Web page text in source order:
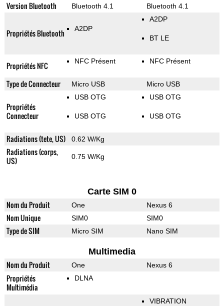
Version Bluetooth Bluetooth 4.1 Bluetooth 4.1
Propriétés Bluetooth A2DP
A2DP
BT LE
Propriétés NFC NFC Présent NFC Présent
Type de Connecteur Micro USB Micro USB
Propriétés
Connecteur
USB OTG
USB OTG
USB OTG
USB OTG
Radiations (tete, US) 0.62 W/Kg
Radiations (corps,
US)
0.75 W/Kg
Carte SIM 0
Nom du Produit One Nexus 6
Nom Unique SIM0 SIM0
Type de SIM Micro SIM Nano SIM
Multimedia
Nom du Produit One Nexus 6
Propriétés
Multimédia
DLNA
VIBRATION